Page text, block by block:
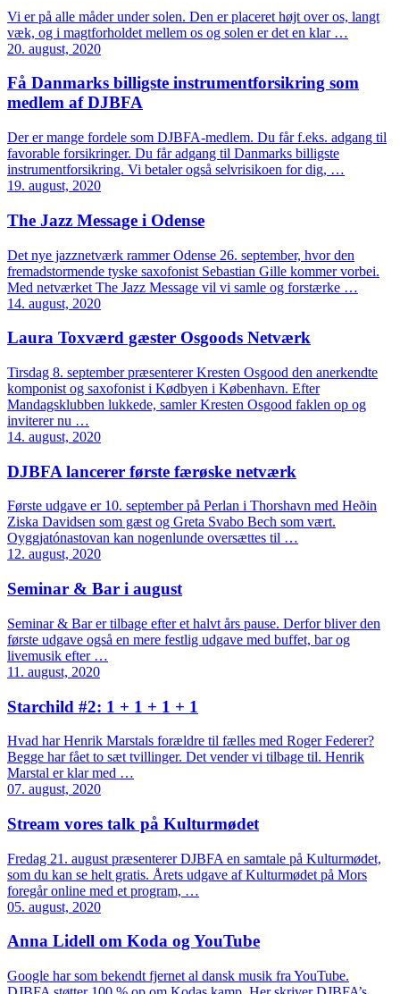
Vi er på alle måder under solen. Den er placeret højt over os, langt
væk, og i magtforholdet mellem os og solen er det en klar …
20. august, 2020
Få Danmarks billigste instrumentforsikring som
medlem af DJBFA
Der er mange fordele som DJBFA-medlem. Du får f.eks. adgang til
favorable forsikringer. Du får adgang til Danmarks billigste
instrumentforsikring. Vi betaler også selvrisikoen for dig, …
19. august, 2020
The Jazz Message i Odense
Det nye jazznetværk rammer Odense 26. september, hvor den
fremadstormende tyske saxofonist Sebastian Gille kommer vorbei.
Med netværket The Jazz Message vil vi samle og forstærke …
14. august, 2020
Laura Toxværd gæster Osgoods Netværk
Tirsdag 8. september præsenterer Kresten Osgood den anerkendte
komponist og saxofonist i Kødbyen i København. Efter
Mandagsklubben lukkede, samler Kresten Osgood faklen op og
inviterer nu …
14. august, 2020
DJBFA lancerer første færøske netværk
Første udgave er 10. september på Perlan i Thorshavn med Heðin
Ziska Davidsen som gæst og Greta Svabo Bech som vært.
Oyggjatónastovan kan nogenlunde oversættes til …
12. august, 2020
Seminar & Bar i august
Seminar & Bar er tilbage efter et halvt års pause. Derfor bliver den
første udgave også en mere festlig udgave med buffet, bar og
livemusik efter …
11. august, 2020
Starchild #2: 1 + 1 + 1 + 1
Hvad har Henrik Marstals forældre til fælles med Roger Federer?
Begge har fået to sæt tvillinger. Det vender vi tilbage til. Henrik
Marstal er klar med …
07. august, 2020
Stream vores talk på Kulturmødet
Fredag 21. august præsenterer DJBFA en samtale på Kulturmødet,
som du kan se helt gratis. Årets udgave af Kulturmødet på Mors
foregår online med et program, …
05. august, 2020
Anna Lidell om Koda og YouTube
Google har som bekendt fjernet al dansk musik fra YouTube.